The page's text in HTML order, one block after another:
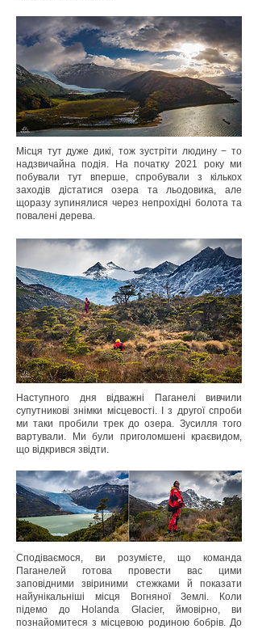
Місця тут дуже дикі, тож зустріти людину − то
надзвичайна подія. На початку 2021 року ми
побували тут вперше, спробували з кількох
заходів дістатися озера та льодовика, але
щоразу зупинялися через непрохідні болота та
повалені дерева.
Наступного дня відважні Паганелі вивчили
супутникові знімки місцевості. І з другої спроби
ми таки пробили трек до озера. Зусилля того
вартували. Ми були приголомшені краєвидом,
що відкрився звідти.
Сподіваємося, ви розумієте, що команда
Паганелей готова провести вас цими
заповідними звіриними стежками й показати
найунікальніші місця Вогняної Землі. Коли
підемо до Holanda Glacier, ймовірно, ви
познайомитеся з місцевою родиною бобрів. До